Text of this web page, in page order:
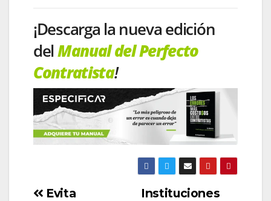
¡Descarga la nueva edición
delManual del Perfecto
Contratista!
Instituciones
Evita